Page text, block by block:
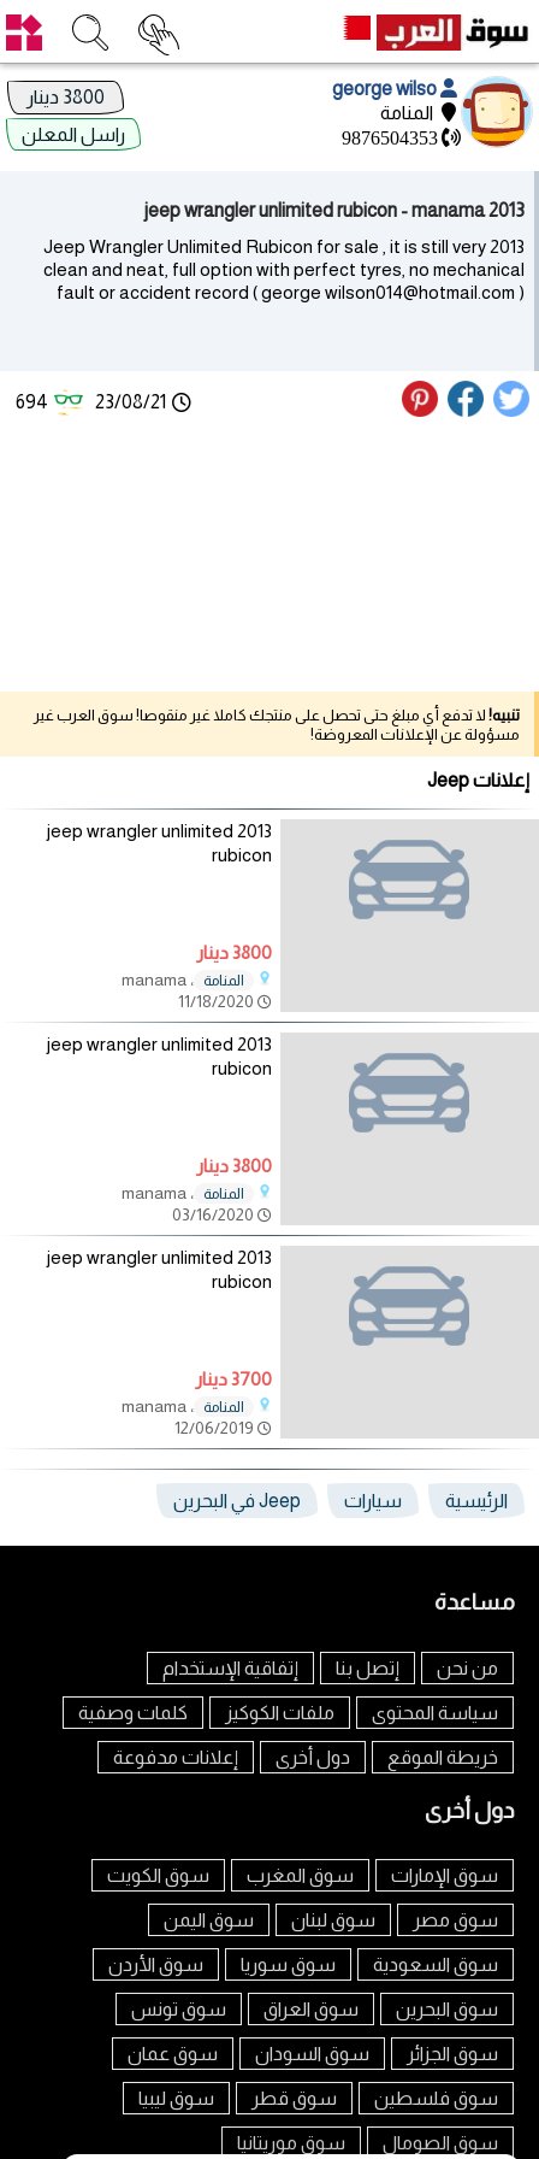
المنامة
9876504353
راسل المعلن
2013 jeep wrangler unlimited rubicon - manama
2013 Jeep Wrangler Unlimited Rubicon for sale , it is still very
clean and neat, full option with perfect tyres, no mechanical
fault or accident record ( george wilson014@hotmail.com )
23/08/21
694
تنبيه! لا تدفع أي مبلغ حتى تحصل على منتجك كاملا غير منقوصا! سوق العرب غير
مسؤولة عن الإعلانات المعروضة!
إعلانات Jeep
2013 jeep wrangler unlimited
rubicon
3800 دينار
المنامة
، manama
2013 jeep wrangler unlimited
rubicon
3800 دينار
المنامة
، manama
2013 jeep wrangler unlimited
rubicon
3700 دينار
المنامة
، manama
الرئيسية سيارات Jeep في البحرين
مساعدة
من نحن إتصل بنا إتفاقية الإستخدام
سياسة المحتوى ملفات الكوكيز كلمات وصفية
خريطة الموقع دول أخرى إعلانات مدفوعة
دول أخرى
سوق الإمارات سوق المغرب سوق الكويت
سوق مصر سوق لبنان سوق اليمن
سوق السعودية سوق سوريا سوق الأردن
سوق البحرين سوق العراق سوق تونس
سوق الجزائر سوق السودان سوق عمان
سوق فلسطين سوق قطر سوق ليبيا
سوق الصومال سوق موريتانيا